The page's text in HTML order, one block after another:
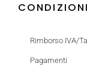
CONDIZIONI
Rimborso IVA/
Pagamenti